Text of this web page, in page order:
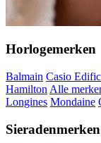
Horlogemerken
Balmain Casio
Hamilton Alle
Longines Mondaine
Sieradenmerken